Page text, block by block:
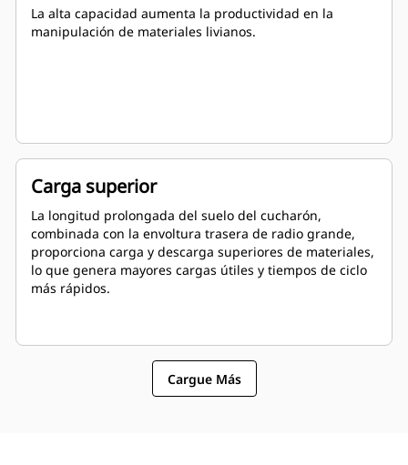
La alta capacidad aumenta la productividad en la
manipulación de materiales livianos.
Carga superior
La longitud prolongada del suelo del cucharón,
combinada con la envoltura trasera de radio grande,
proporciona carga y descarga superiores de materiales,
lo que genera mayores cargas útiles y tiempos de ciclo
más rápidos.
Cargue Más